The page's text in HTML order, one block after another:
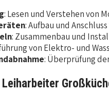
: Lesen und Verstehen von
: Aufbau und
: Zusammenbau und
von Elektro- und
: Überprüfung